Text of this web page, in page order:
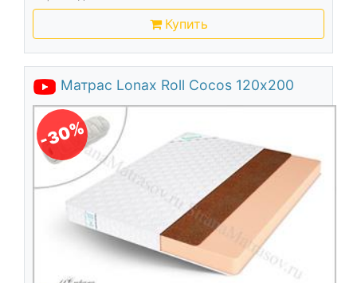
Купить
Матрас Lonax Roll Cocos 120х200
-30%